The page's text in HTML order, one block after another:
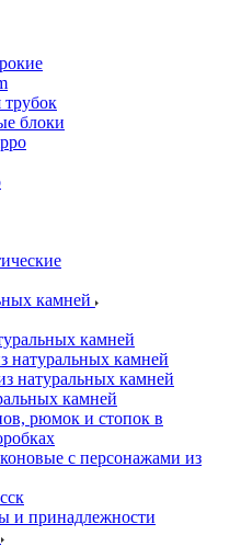
трубок
блоки
камней
камней
натуральных камней
натуральных камней
камней
рюмок и стопок в
с персонажами из
и принадлежности